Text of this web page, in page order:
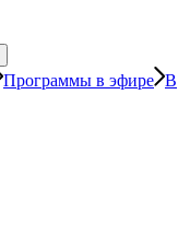
Программы в эфире В